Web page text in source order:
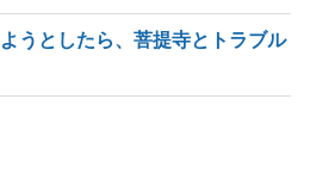
うとしたら、菩提寺とトラブル